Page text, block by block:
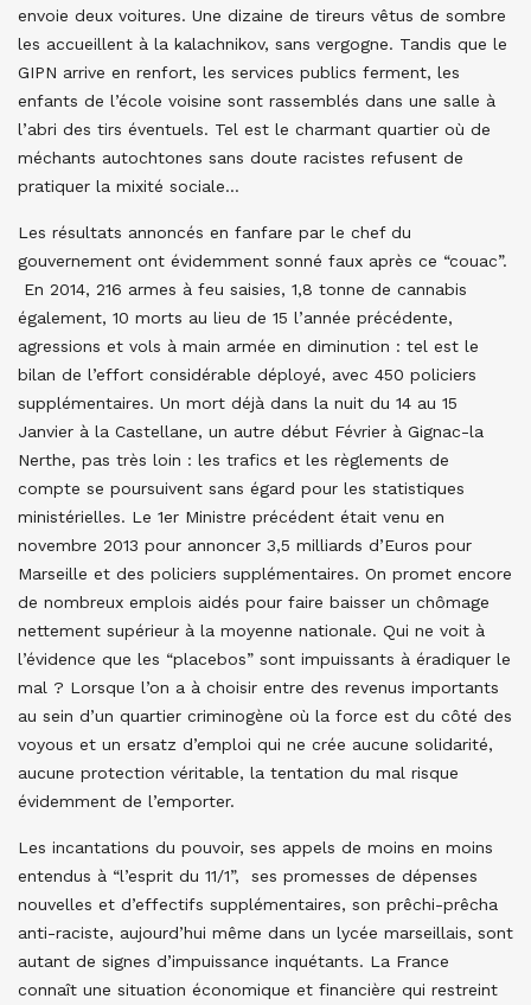
envoie deux voitures. Une dizaine de tireurs vêtus de sombre
les accueillent à la kalachnikov, sans vergogne. Tandis que le
GIPN arrive en renfort, les services publics ferment, les
enfants de l’école voisine sont rassemblés dans une salle à
l’abri des tirs éventuels. Tel est le charmant quartier où de
méchants autochtones sans doute racistes refusent de
pratiquer la mixité sociale…
Les résultats annoncés en fanfare par le chef du
gouvernement ont évidemment sonné faux après ce “couac”.
En 2014, 216 armes à feu saisies, 1,8 tonne de cannabis
également, 10 morts au lieu de 15 l’année précédente,
agressions et vols à main armée en diminution : tel est le
bilan de l’effort considérable déployé, avec 450 policiers
supplémentaires. Un mort déjà dans la nuit du 14 au 15
Janvier à la Castellane, un autre début Février à Gignac-la
Nerthe, pas très loin : les trafics et les règlements de
compte se poursuivent sans égard pour les statistiques
ministérielles. Le 1er Ministre précédent était venu en
novembre 2013 pour annoncer 3,5 milliards d’Euros pour
Marseille et des policiers supplémentaires. On promet encore
de nombreux emplois aidés pour faire baisser un chômage
nettement supérieur à la moyenne nationale. Qui ne voit à
l’évidence que les “placebos” sont impuissants à éradiquer le
mal ? Lorsque l’on a à choisir entre des revenus importants
au sein d’un quartier criminogène où la force est du côté des
voyous et un ersatz d’emploi qui ne crée aucune solidarité,
aucune protection véritable, la tentation du mal risque
évidemment de l’emporter.
Les incantations du pouvoir, ses appels de moins en moins
entendus à “l’esprit du 11/1”, ses promesses de dépenses
nouvelles et d’effectifs supplémentaires, son prêchi-prêcha
anti-raciste, aujourd’hui même dans un lycée marseillais, sont
autant de signes d’impuissance inquétants. La France
connaît une situation économique et financière qui restreint